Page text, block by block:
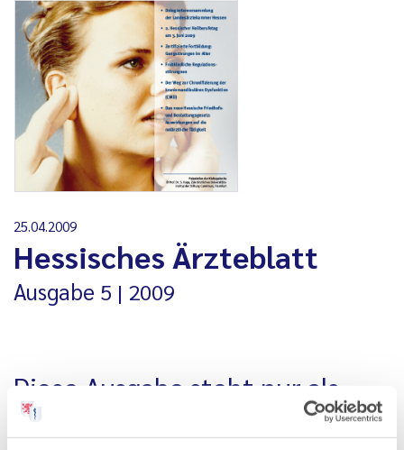
25.04.2009
Hessisches Ärzteblatt
Ausgabe 5 2009
Diese Ausgabe steht nur als
PDF-Datei zur Verfügung